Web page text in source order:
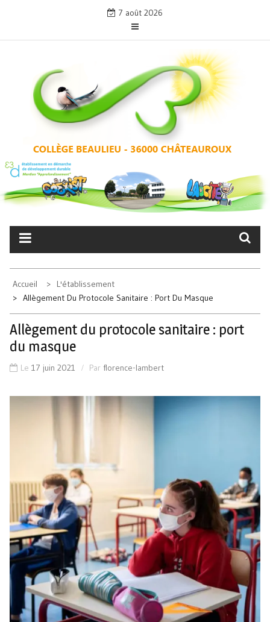
content
7 août 2026
COLLÈGE BEAULIEU –
CHÂTEAUROUX
Accueil
L'établissement
Allègement Du Protocole Sanitaire : Port Du Masque
Allègement du protocole sanitaire : port
du masque
Le 17 juin 2021 Par florence-lambert